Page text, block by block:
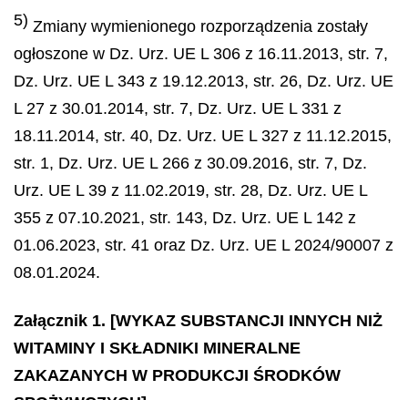
5) Zmiany wymienionego rozporządzenia zostały
ogłoszone w Dz. Urz. UE L 306 z 16.11.2013, str. 7,
Dz. Urz. UE L 343 z 19.12.2013, str. 26, Dz. Urz. UE
L 27 z 30.01.2014, str. 7, Dz. Urz. UE L 331 z
18.11.2014, str. 40, Dz. Urz. UE L 327 z 11.12.2015,
str. 1, Dz. Urz. UE L 266 z 30.09.2016, str. 7, Dz.
Urz. UE L 39 z 11.02.2019, str. 28, Dz. Urz. UE L
355 z 07.10.2021, str. 143, Dz. Urz. UE L 142 z
01.06.2023, str. 41 oraz Dz. Urz. UE L 2024/90007 z
08.01.2024.
Załącznik 1. [WYKAZ SUBSTANCJI INNYCH NIŻ
WITAMINY I SKŁADNIKI MINERALNE
ZAKAZANYCH W PRODUKCJI ŚRODKÓW